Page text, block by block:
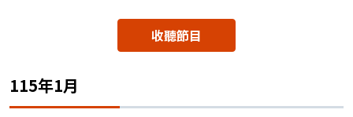
收聽節目
115年1月